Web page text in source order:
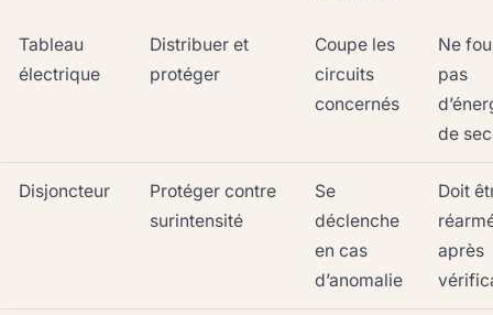
Tableau
électrique
Distribuer et
protéger
Coupe les
circuits
concernés
Ne
pas
de
Disjoncteur
Protéger contre
surintensité
Se
déclenche
en cas
d’anomalie
Doit
après